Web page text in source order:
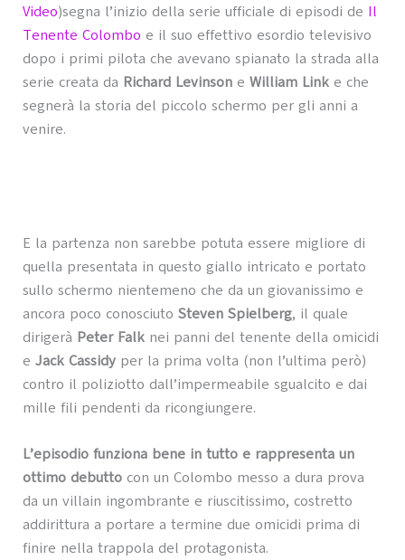
Video)segna l’inizio della serie ufficiale di episodi de Il
Tenente Colombo e il suo effettivo esordio televisivo
dopo i primi pilota che avevano spianato la strada alla
serie creata da Richard Levinsone William Linke che
segnerà la storia del piccolo schermo per gli anni a
venire.
E la partenza non sarebbe potuta essere migliore di
quella presentata in questo giallo intricato e portato
sullo schermo nientemeno che da un giovanissimo e
ancora poco conosciuto Steven Spielberg, il quale
dirigerà Peter Falknei panni del tenente della omicidi
e Jack Cassidyper la prima volta (non l’ultima però)
contro il poliziotto dall’impermeabile sgualcito e dai
mille fili pendenti da ricongiungere.
L’episodio funziona bene in tutto e rappresenta un
ottimo debuttocon un Colombo messo a dura prova
da un villain ingombrante e riuscitissimo, costretto
addirittura a portare a termine due omicidi prima di
finire nella trappola del protagonista.